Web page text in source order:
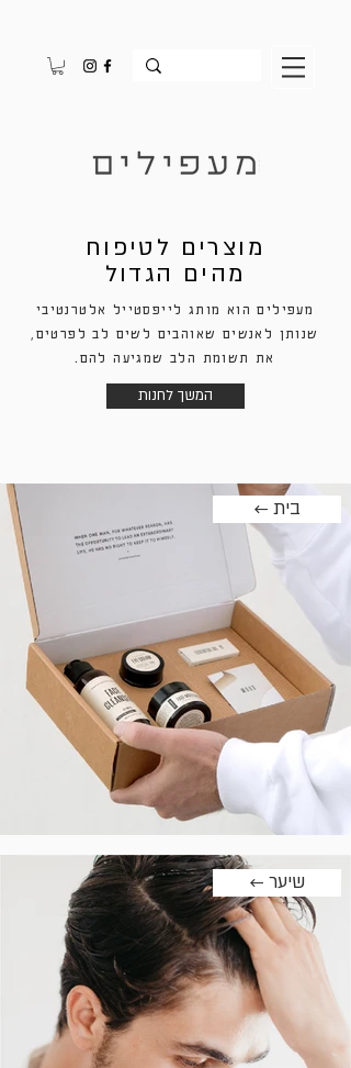
מוצרים לטיפוח
מהים הגדול
מעפילים הוא מותג לייפסטייל אלטרנטיבי
שנותן לאנשים שאוהבים לשים לב לפרטים,
את תשומת הלב שמגיעה להם.
המשך לחנות
← בית
← שיער